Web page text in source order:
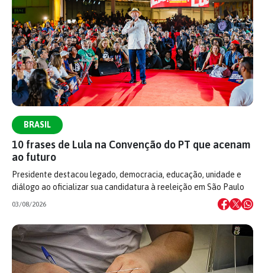
BRASIL
10 frases de Lula na Convenção do PT que acenam
ao futuro
Presidente destacou legado, democracia, educação, unidade e
diálogo ao oficializar sua candidatura à reeleição em São Paulo
03/08/2026